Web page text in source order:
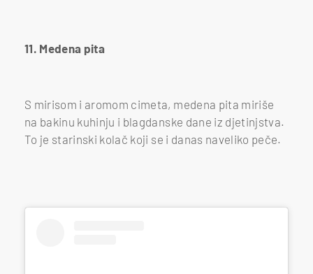
11. Medena pita
S mirisom i aromom cimeta, medena pita miriše
na bakinu kuhinju i blagdanske dane iz djetinjstva.
To je starinski kolač koji se i danas naveliko peče.